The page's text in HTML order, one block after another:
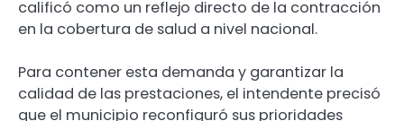
calificó como un reflejo directo de la contracción
en la cobertura de salud a nivel nacional.
Para contener esta demanda y garantizar la
calidad de las prestaciones, el intendente precisó
que el municipio reconfiguró sus prioridades